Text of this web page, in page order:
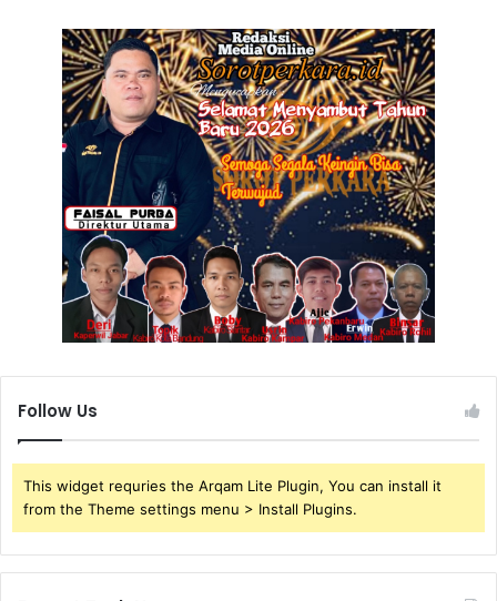
Follow Us
This widget requries the Arqam Lite Plugin, You can install it
from the Theme settings menu > Install Plugins.